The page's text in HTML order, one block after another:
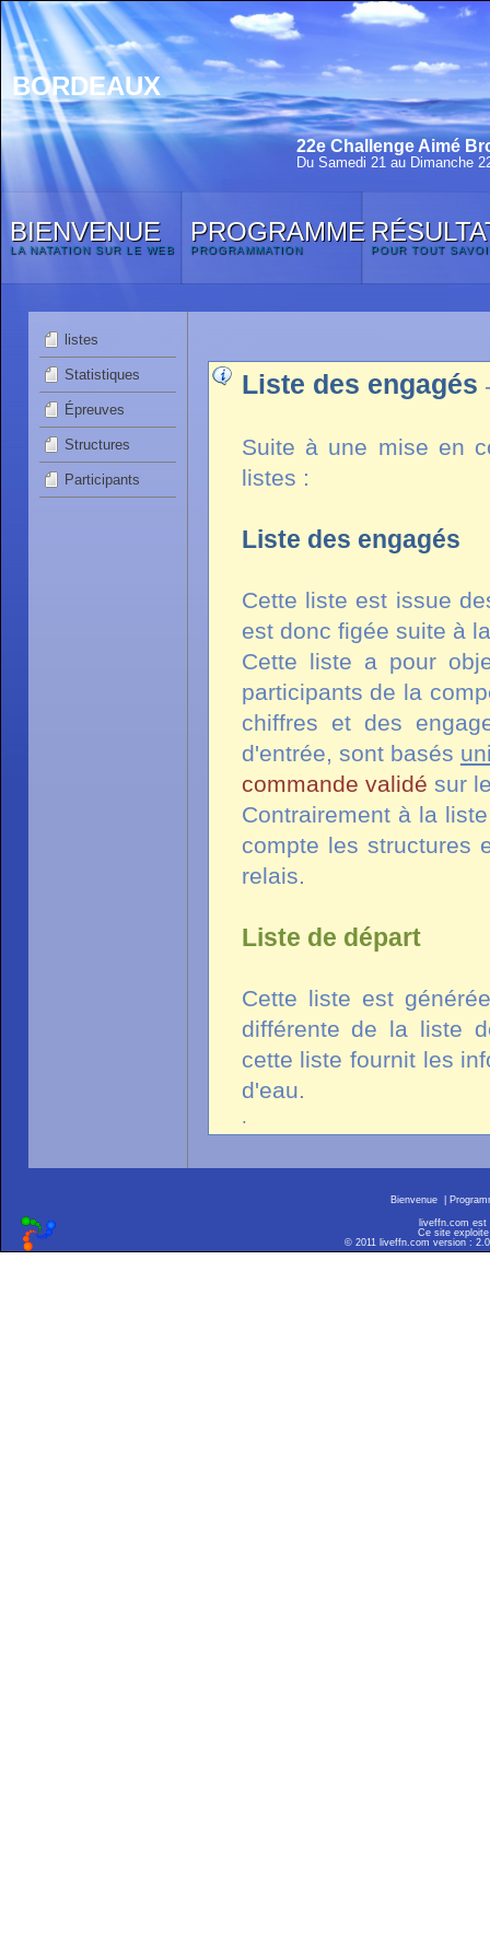
BORDEAUX
22e Challenge Aimé
Du Samedi 21 au Dimanche
BIENVENUE
LA NATATION SUR LE WEB
PROGRAMME
PROGRAMMATION POUR TOUT
listes
Statistiques
Épreuves
Structures
Participants
Liste des engagés
Suite à une mise en
listes :
Liste des engagés
Cette liste est issue
est donc figée suite à
Cette liste a pour
participants de la
chiffres et des
d'entrée, sont basés
commande validé sur
Contrairement à la
compte les structures
relais.
Liste de départ
Cette liste est
différente de la liste
cette liste fournit les
d'eau.
.
Bienvenue
liveffn.com est
Ce site
© 2011 liveffn.com version :